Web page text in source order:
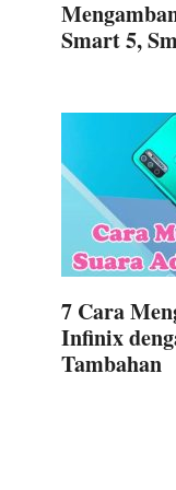
Smart 5,
7 Cara
Infinix
Tambahan